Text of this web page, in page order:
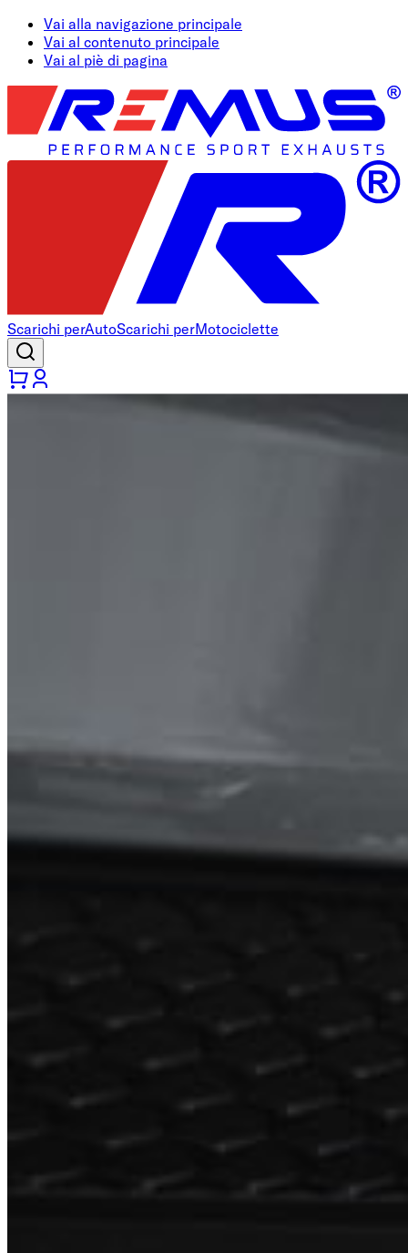
Vai alla navigazione principale
Vai al contenuto principale
Vai al piè di pagina
Scarichi perAutoScarichi perMotociclette